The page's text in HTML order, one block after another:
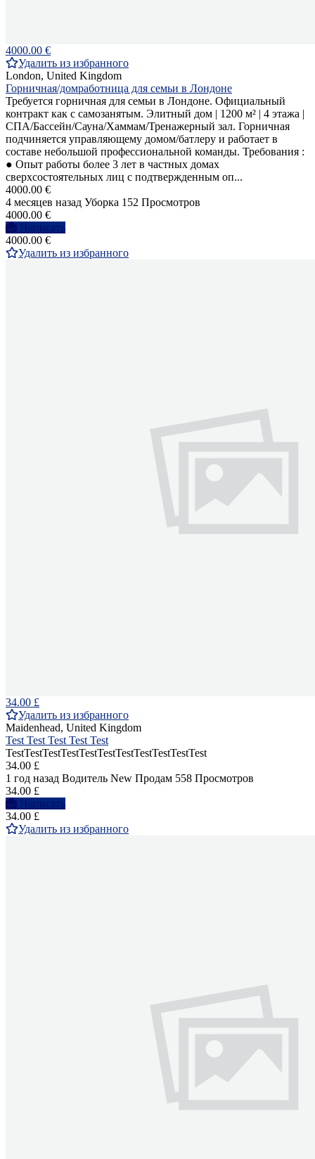
4000.00 €
Удалить из избранного
London, United Kingdom
Горничная/домработница для семьи в Лондоне
Требуется горничная для семьи в Лондоне. Официальный
контракт как с самозанятым. Элитный дом | 1200 м² | 4 этажа |
СПА/Бассейн/Сауна/Хаммам/Тренажерный зал. Горничная
подчиняется управляющему домом/батлеру и работает в
составе небольшой профессиональной команды. Требования :
● Опыт работы более 3 лет в частных домах
сверхсостоятельных лиц с подтвержденным оп...
4000.00 €
4 месяцев назад Уборка 152 Просмотров
4000.00 €
Написать
4000.00 €
Удалить из избранного
34.00 £
Удалить из избранного
Maidenhead, United Kingdom
Test Test Test Test Test
TestTestTestTestTestTestTestTestTestTestTest
34.00 £
1 год назад Водитель New Продам 558 Просмотров
34.00 £
Написать
34.00 £
Удалить из избранного